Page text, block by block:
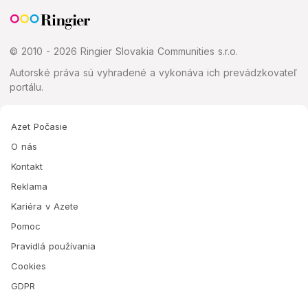
© 2010 - 2026 Ringier Slovakia Communities s.r.o.
Autorské práva sú vyhradené a vykonáva ich prevádzkovateľ
portálu.
Azet Počasie
O nás
Kontakt
Reklama
Kariéra v Azete
Pomoc
Pravidlá používania
Cookies
GDPR